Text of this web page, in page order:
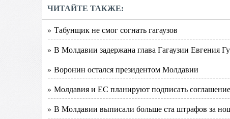
ЧИТАЙТЕ ТАКЖЕ:
» Табунщик не смог согнать гагаузов
» В Молдавии задержана глава Гагаузии Евгения
» Воронин остался президентом Молдавии
» Молдавия и ЕС планируют подписать
» В Молдавии выписали больше ста штрафов за